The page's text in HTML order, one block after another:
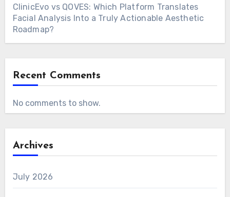
ClinicEvo vs QOVES: Which Platform Translates
Facial Analysis Into a Truly Actionable Aesthetic
Roadmap?
Recent Comments
No comments to show.
Archives
July 2026